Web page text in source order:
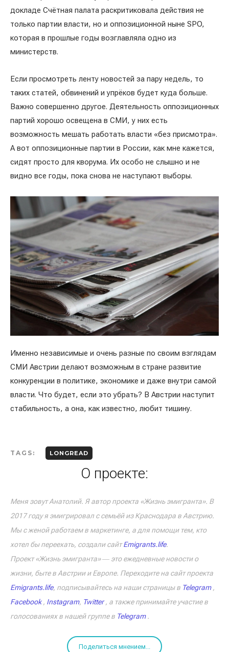
докладе Счётная палата раскритиковала действия не
только партии власти, но и оппозиционной ныне SPO,
которая в прошлые годы возглавляла одно из
министерств.
Если просмотреть ленту новостей за пару недель, то
таких статей, обвинений и упрёков будет куда больше.
Важно совершенно другое. Деятельность оппозиционных
партий хорошо освещена в СМИ, у них есть
возможность мешать работать власти «без присмотра».
А вот оппозиционные партии в России, как мне кажется,
сидят просто для кворума. Их особо не слышно и не
видно все годы, пока снова не наступают выборы.
Именно независимые и очень разные по своим взглядам
СМИ Австрии делают возможным в стране развитие
конкуренции в политике, экономике и даже внутри самой
власти. Что будет, если это убрать? В Австрии наступит
стабильность, а она, как известно, любит тишину.
TAGS: LONGREAD
О проекте:
Меня зовут Анатолий. Я автор проекта «Жизнь эмигранта». В
2017 году я эмигрировал с семьёй из Краснодара в Австрию.
Мы с женой работаем в маркетинге, а для помощи тем, кто
хотел бы переехать, создали сайтEmigrants.life.
Проект «Жизнь эмигранта» ― это ежедневные новости о
жизни, быте в Австрии и Европе. Переходите на сайт проекта
Emigrants.life, подписывайтесь на наши страницы в Telegram,
Facebook, Instagram, Twitter, а также принимайте участие в
голосованиях в нашей группе в Telegram.
Поделиться мнением...